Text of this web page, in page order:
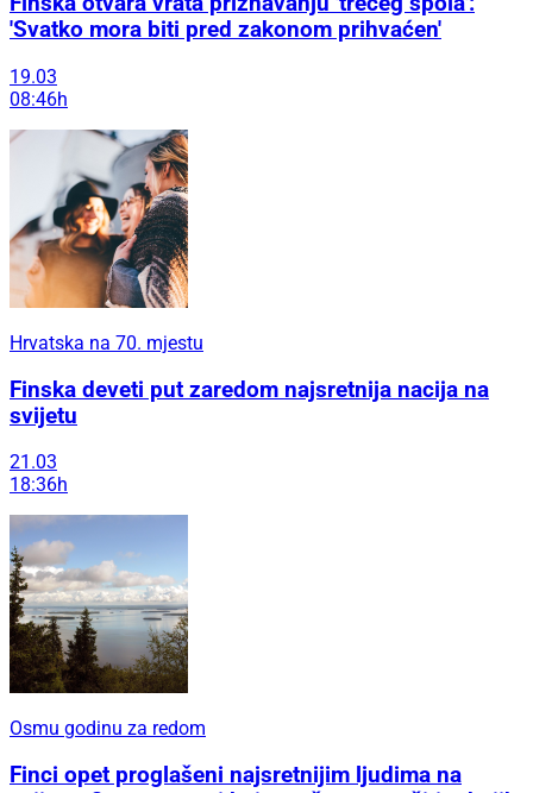
'Svatko mora biti pred zakonom prihvaćen'
19.03
08:46h
Hrvatska na 70. mjestu
Finska deveti put zaredom najsretnija nacija na
svijetu
21.03
18:36h
Osmu godinu za redom
Finci opet proglašeni najsretnijim ljudima na